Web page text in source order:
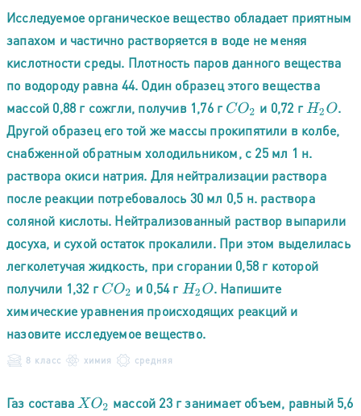
Исследуемое органическое вещество обладает приятным
запахом и частично растворяется в воде не меняя
кислотности среды. Плотность паров данного вещества
по водороду равна 44. Один образец этого вещества
массой 0,88 г сожгли, получив 1,76 гCO2 и 0,72 гH2O .
Другой образец его той же массы прокипятили в колбе,
снабженной обратным холодильником, с 25 мл 1 н.
рacтвора окиси натрия. Для нейтрализации раствора
после реакции потребовалось 30 мл 0,5 н. раствора
соляной кислоты. Нейтрализованный раствор выпарили
досуха, и сухой остаток прокалили. При этом выделилась
легколетучая жидкость, при сгорании 0,58 г которой
получили 1,32 гCO2 и 0,54 гH2O . Напишите
химические уравнения происходящих реакций и
назовите исследуемое вещество.
8 класс химия средняя
Газ состава XO2
массой 23 г занимает объем, равный 5,6